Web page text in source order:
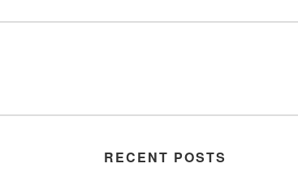
RECENT POSTS